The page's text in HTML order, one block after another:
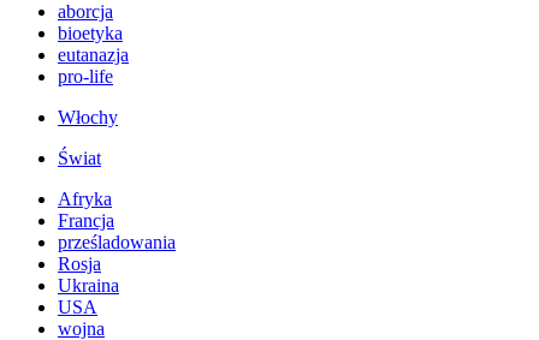
aborcja
bioetyka
eutanazja
pro-life
Włochy
Świat
Afryka
Francja
prześladowania
Rosja
Ukraina
USA
wojna